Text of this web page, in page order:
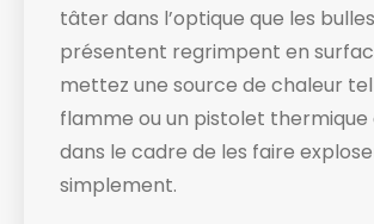
tâter dans l’optique que les
présentent regrimpent en
mettez une source de chaleur tel
flamme ou un pistolet thermique
dans le cadre de les faire
simplement.